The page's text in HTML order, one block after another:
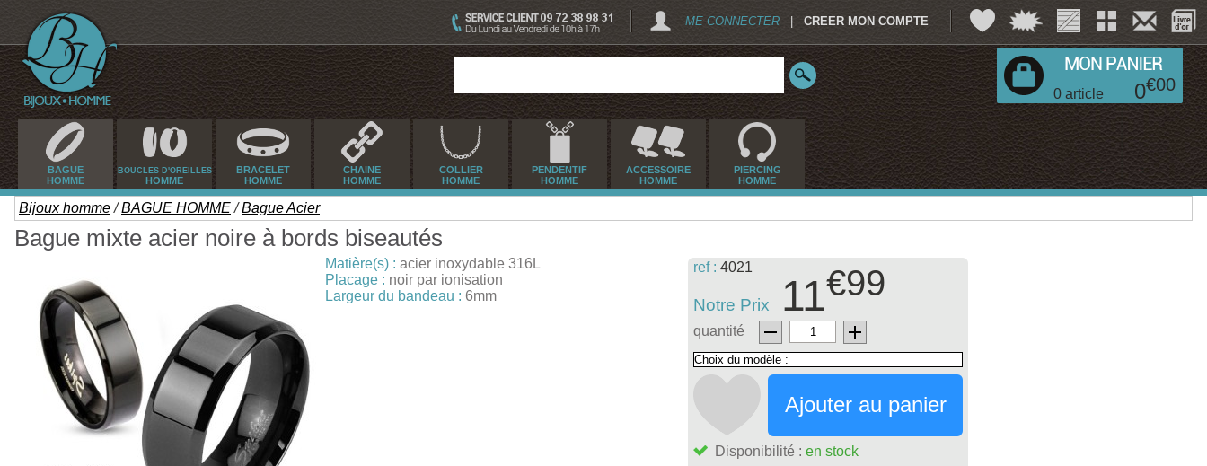
0 article 0€00
ME CONNECTER CREER MON COMPTE
BAGUE
HOMME
BOUCLES D'OREILLES
HOMME
BRACELET
HOMME
CHAINE
HOMME
COLLIER
HOMME
PENDENTIF
HOMME
ACCESSOIRE
HOMME
PIERCING
HOMME
Bijoux homme/BAGUE HOMME/Bague Acier
Bague mixte acier noire à bords biseautés
ref : 4021
Notre Prix 11€99
quantité
Ajouter au panier
Disponibilité : en stock
Matière(s) : acier inoxydable 316L
Placage : noir par ionisation
Largeur du bandeau : 6mm